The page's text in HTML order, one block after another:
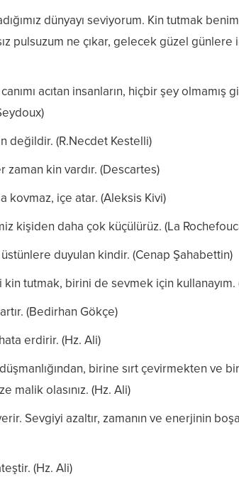
dünyayı seviyorum. Kin tutmak
pulsuzum ne çıkar, gelecek güzel
acıtan insanların, hiçbir şey olmamış
değildir. (R.Necdet Kestelli)
zaman kin vardır. (Descartes)
kovmaz, içe atar. (Aleksis Kivi)
kişiden daha çok küçülürüz. (La
duyulan kindir. (Cenap Şahabettin)
tutmak, birini de sevmek için kullanayım.
(Bedirhan Gökçe)
erdirir. (Hz. Ali)
birine sırt çevirmekten ve
malik olasınız. (Hz. Ali)
Sevgiyi azaltır, zamanın ve enerjinin
(Hz. Ali)